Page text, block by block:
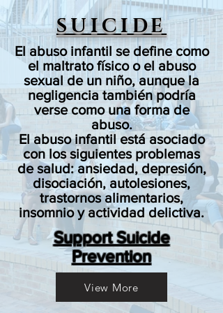
SUICIDE
El abuso infantil se define como
el maltrato físico o el abuso
sexual de un niño, aunque la
negligencia también podría
verse como una forma de
abuso.
El abuso infantil está asociado
con los siguientes problemas
de salud: ansiedad, depresión,
disociación, autolesiones,
trastornos alimentarios,
insomnio y actividad delictiva.
Support Suicide
Prevention
View More